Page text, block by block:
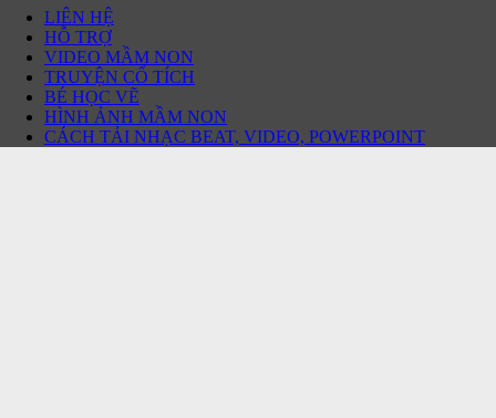
LIÊN HỆ
HỖ TRỢ
VIDEO MẦM NON
TRUYỆN CỔ TÍCH
BÉ HỌC VẼ
HÌNH ẢNH MẦM NON
CÁCH TẢI NHẠC BEAT, VIDEO, POWERPOINT